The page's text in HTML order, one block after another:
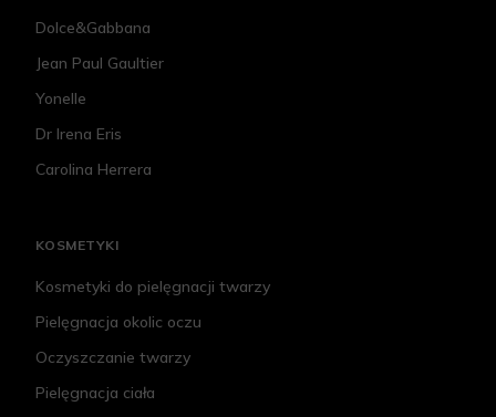
Dolce&Gabbana
Jean Paul Gaultier
Yonelle
Dr Irena Eris
Carolina Herrera
KOSMETYKI
Kosmetyki do pielęgnacji twarzy
Pielęgnacja okolic oczu
Oczyszczanie twarzy
Pielęgnacja ciała